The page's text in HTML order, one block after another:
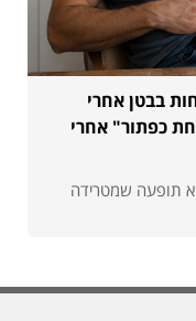
בבטן אחרי
כפתור" אחרי
תופעה שמטרידה